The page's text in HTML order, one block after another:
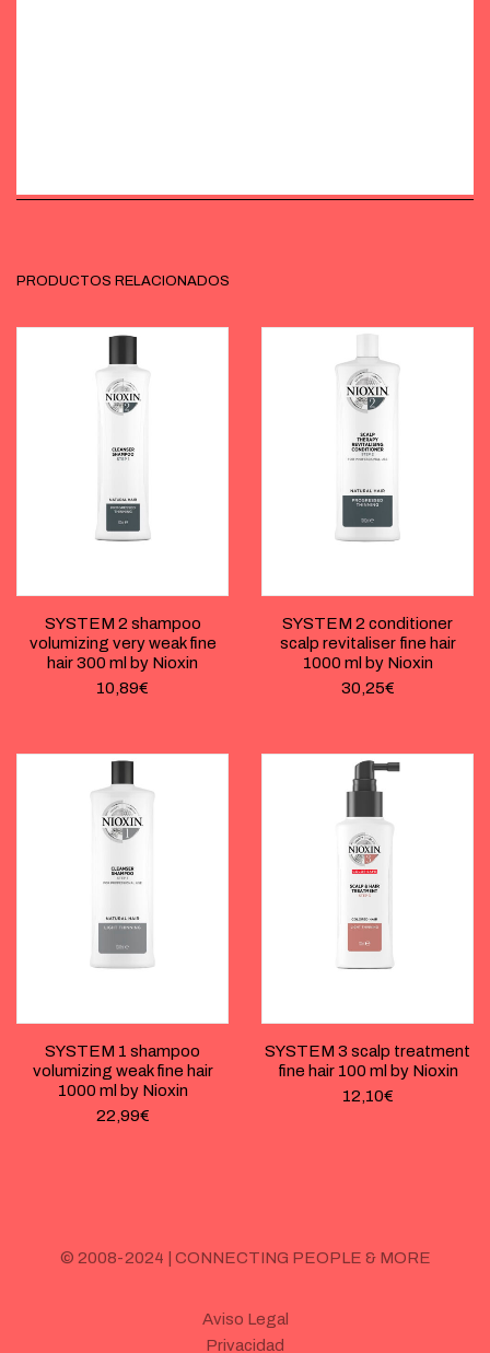
PRODUCTOS RELACIONADOS
SYSTEM 2 shampoo
volumizing very weak fine
hair 300 ml by Nioxin
10,89€
SYSTEM 2 conditioner
scalp revitaliser fine hair
1000 ml by Nioxin
30,25€
SYSTEM 1 shampoo
volumizing weak fine hair
1000 ml by Nioxin
22,99€
SYSTEM 3 scalp treatment
fine hair 100 ml by Nioxin
12,10€
© 2008-2024 | CONNECTING PEOPLE & MORE
Aviso Legal
Privacidad